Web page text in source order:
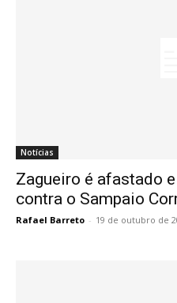
Notícias
Zagueiro é afastado
contra o Sampaio
Rafael Barreto - 19 de outubro de